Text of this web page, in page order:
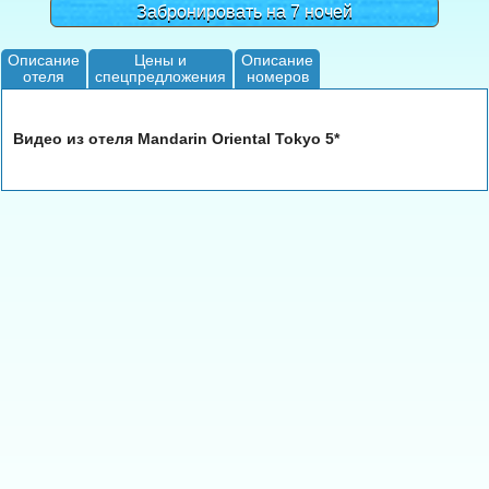
Забронировать на 7 ночей
Описание
отеля
Цены и
спецпредложения
Описание
номеров
Видео из отеля Mandarin Oriental Tokyo 5*